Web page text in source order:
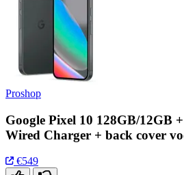
Proshop
Google Pixel 10 128GB/12GB
Wired Charger + back cover
€549